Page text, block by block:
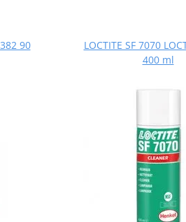
90
LOCTITE SF 7070
400 ml